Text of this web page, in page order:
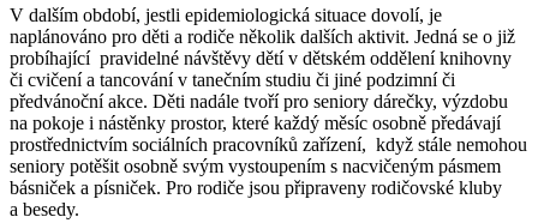
V dalším období, jestli epidemiologická situace dovolí, je
naplánováno pro děti a rodiče několik dalších aktivit. Jedná se o již
probíhající pravidelné návštěvy dětí v dětském oddělení knihovny
či cvičení a tancování v tanečním studiu či jiné podzimní či
předvánoční akce. Děti nadále tvoří pro seniory dárečky, výzdobu
na pokoje i nástěnky prostor, které každý měsíc osobně předávají
prostřednictvím sociálních pracovníků zařízení, když stále nemohou
seniory potěšit osobně svým vystoupením s nacvičeným pásmem
básniček a písniček. Pro rodiče jsou připraveny rodičovské kluby
a besedy.